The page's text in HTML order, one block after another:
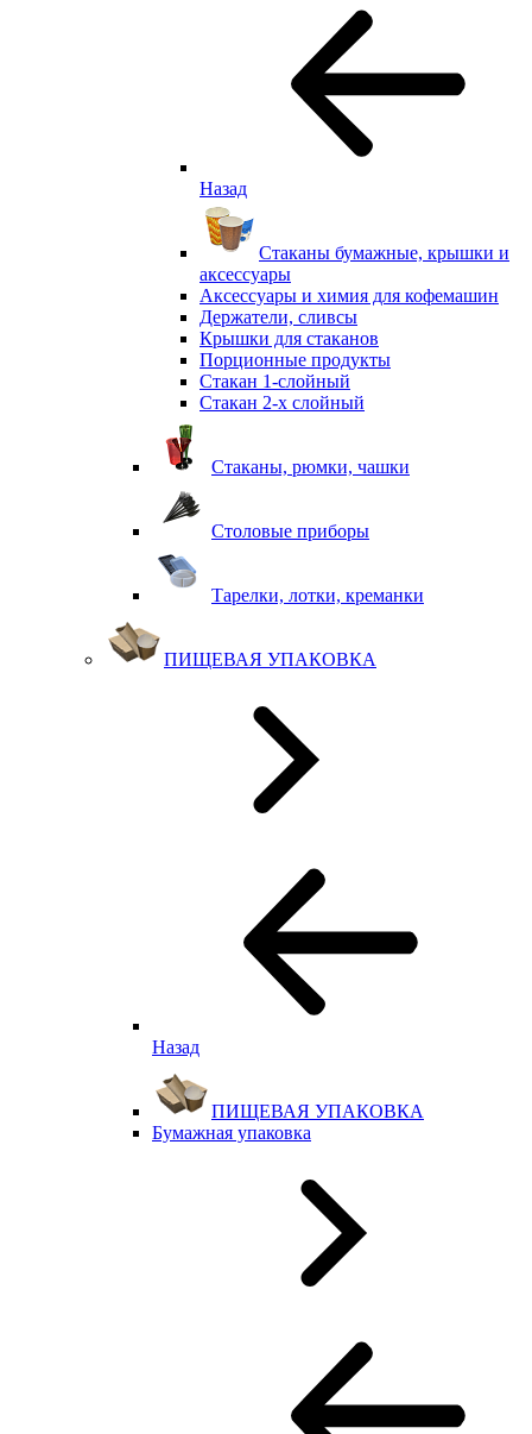
Назад
Стаканы бумажные, крышки и
аксессуары
Аксессуары и химия для кофемашин
Держатели, сливсы
Крышки для стаканов
Порционные продукты
Стакан 1-слойный
Стакан 2-х слойный
Стаканы, рюмки, чашки
Столовые приборы
Тарелки, лотки, креманки
ПИЩЕВАЯ УПАКОВКА
Назад
ПИЩЕВАЯ УПАКОВКА
Бумажная упаковка